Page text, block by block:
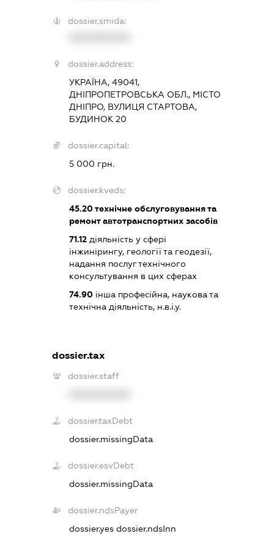
dossier.smida:
dossier.address:
УКРАЇНА, 49041,
ДНІПРОПЕТРОВСЬКА ОБЛ., МІСТО
ДНІПРО, ВУЛИЦЯ СТАРТОВА,
БУДИНОК 20
dossier.capital:
5 000 грн.
dossier.kveds:
45.20технічне обслуговування та
ремонт автотранспортних засобів
71.12діяльність у сфері
інжинірингу, геології та геодезії,
надання послуг технічного
консультування в цих сферах
74.90інша професійна, наукова та
технічна діяльність, н.в.і.у.
dossier.tax
dossier.staff
dossier.taxDebt
dossier.missingData
dossier.esvDebt
dossier.missingData
dossier.ndsPayer
dossier.yes dossier.ndsInn